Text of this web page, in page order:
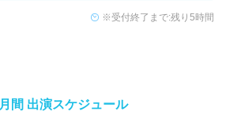
※受付終了まで:残り5時間
月間 出演スケジュール